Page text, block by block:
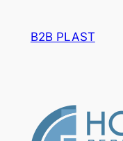
B2B PLAST